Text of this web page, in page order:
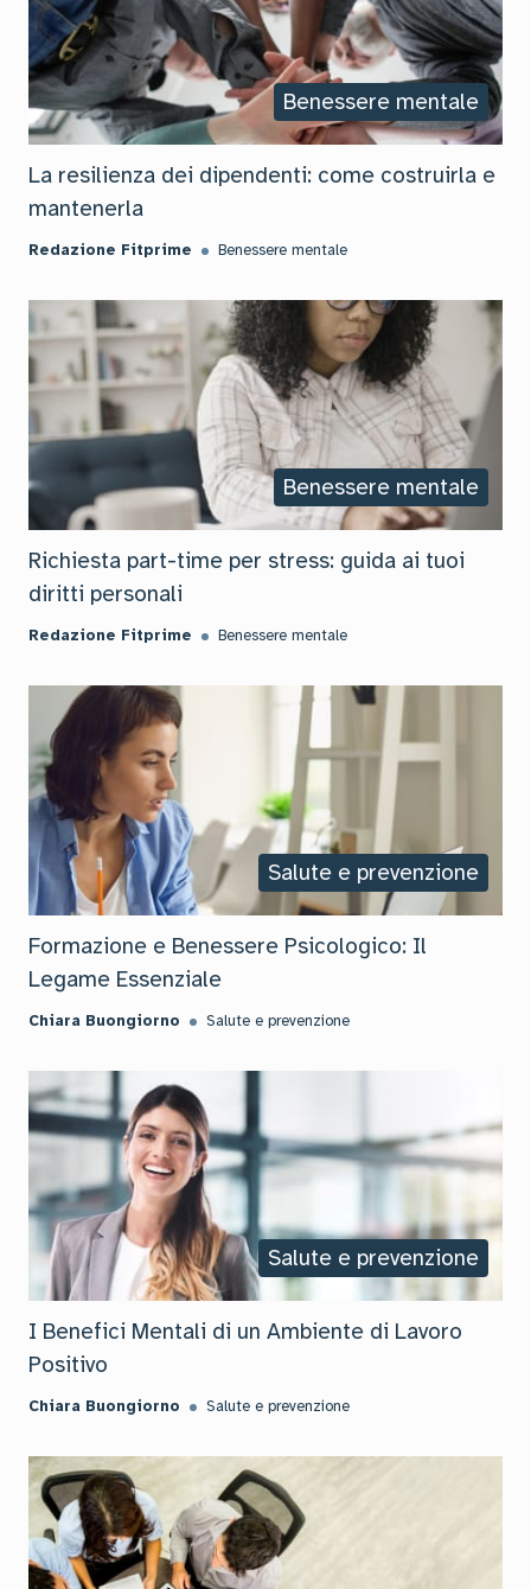
Benessere mentale
La resilienza dei dipendenti: come costruirla e
mantenerla
Redazione Fitprime Benessere mentale
Benessere mentale
Richiesta part-time per stress: guida ai tuoi
diritti personali
Redazione Fitprime Benessere mentale
Salute e prevenzione
Formazione e Benessere Psicologico: Il
Legame Essenziale
Chiara Buongiorno Salute e prevenzione
Salute e prevenzione
I Benefici Mentali di un Ambiente di Lavoro
Positivo
Chiara Buongiorno Salute e prevenzione